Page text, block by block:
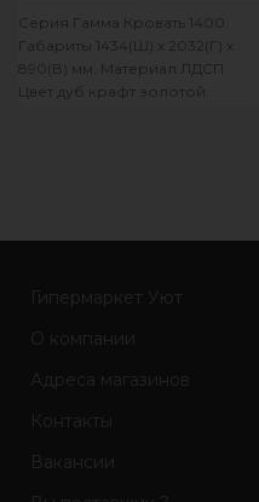
Серия Гамма Кровать 1400.
Габариты 1434(Ш) х 2032(Г) х
890(В) мм. Материал ЛДСП.
Цвет дуб крафт золотой.
Гипермаркет Уют
О компании
Адреса магазинов
Контакты
Вакансии